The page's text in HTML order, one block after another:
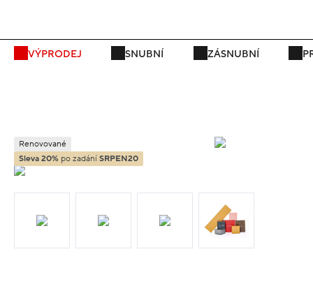
VÝPRODEJ SNUBNÍ ZÁSNUBNÍ
Renovované
Sleva 20% po zadání SRPEN20